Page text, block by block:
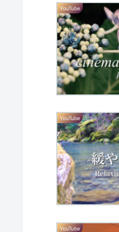
YouTube
YouTube
YouTube